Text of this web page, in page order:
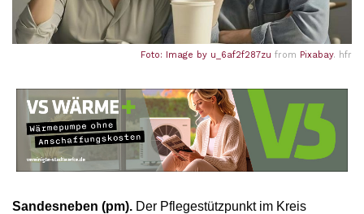
Foto: Image by u_6af2f287zu from Pixabay. hfr
Sandesneben (pm). Der Pflegestützpunkt im Kreis